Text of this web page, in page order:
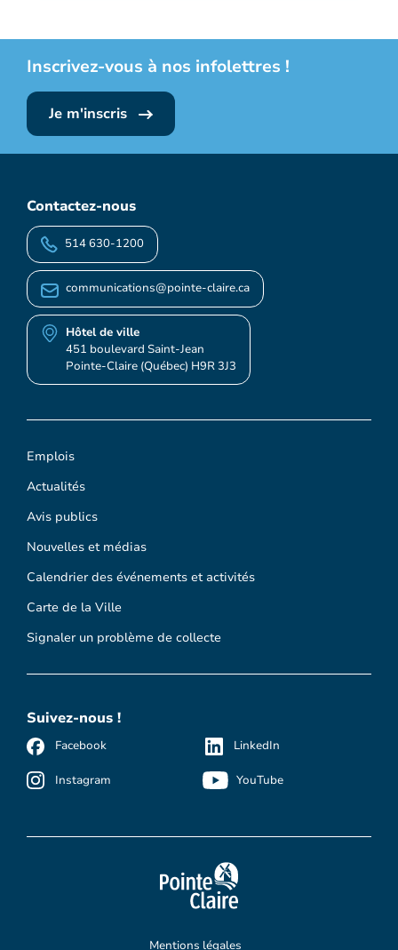
Inscrivez-vous à nos infolettres !
Je m'inscris
Emplois
Actualités
Avis publics
Nouvelles et médias
Calendrier des événements et activités
Carte de la Ville
Signaler un problème de collecte
Contactez-nous
514 630-1200
communications@pointe-claire.ca
Hôtel de ville
451 boulevard Saint-Jean
Pointe-Claire (Québec) H9R 3J3
Suivez-nous !
Facebook
Instagram
LinkedIn
YouTube
Mentions légales